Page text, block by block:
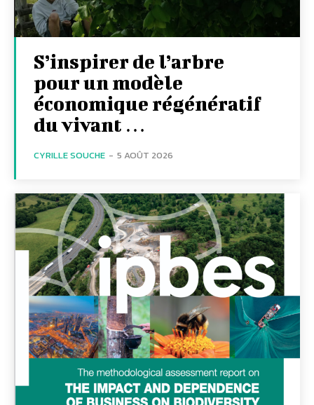
S’inspirer de l’arbre
pour un modèle
économique régénératif
du vivant …
CYRILLE SOUCHE - 5 AOÛT 2026